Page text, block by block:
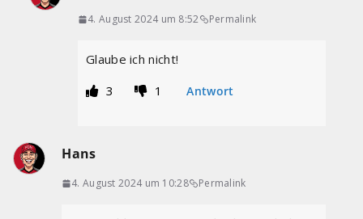
4. August 2024 um 8:52 Permalink
Glaube ich nicht!
3
1 Antwort
Hans
4. August 2024 um 10:28 Permalink